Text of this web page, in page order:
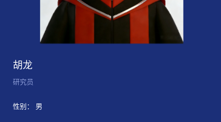
胡龙
研究员
性别： 男